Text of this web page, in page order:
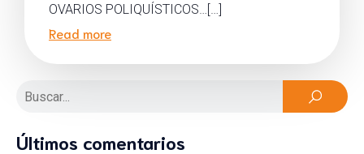
OVARIOS POLIQUÍSTICOS…[…]
Read more
Últimos comentarios